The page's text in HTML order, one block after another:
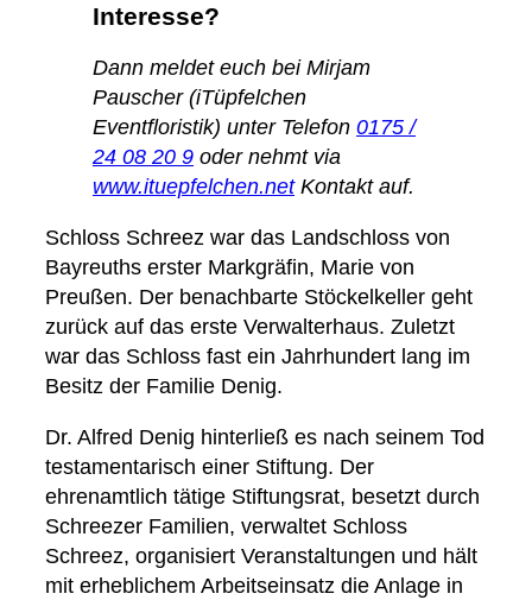
Interesse?
Dann meldet euch bei Mirjam
Pauscher (iTüpfelchen
Eventfloristik) unter Telefon 0175 /
24 08 20 9 oder nehmt via
www.ituepfelchen.netKontakt auf.
Schloss Schreez war das Landschloss von
Bayreuths erster Markgräfin, Marie von
Preußen. Der benachbarte Stöckelkeller geht
zurück auf das erste Verwalterhaus. Zuletzt
war das Schloss fast ein Jahrhundert lang im
Besitz der Familie Denig.
Dr. Alfred Denig hinterließ es nach seinem Tod
testamentarisch einer Stiftung. Der
ehrenamtlich tätige Stiftungsrat, besetzt durch
Schreezer Familien, verwaltet Schloss
Schreez, organisiert Veranstaltungen und hält
mit erheblichem Arbeitseinsatz die Anlage in